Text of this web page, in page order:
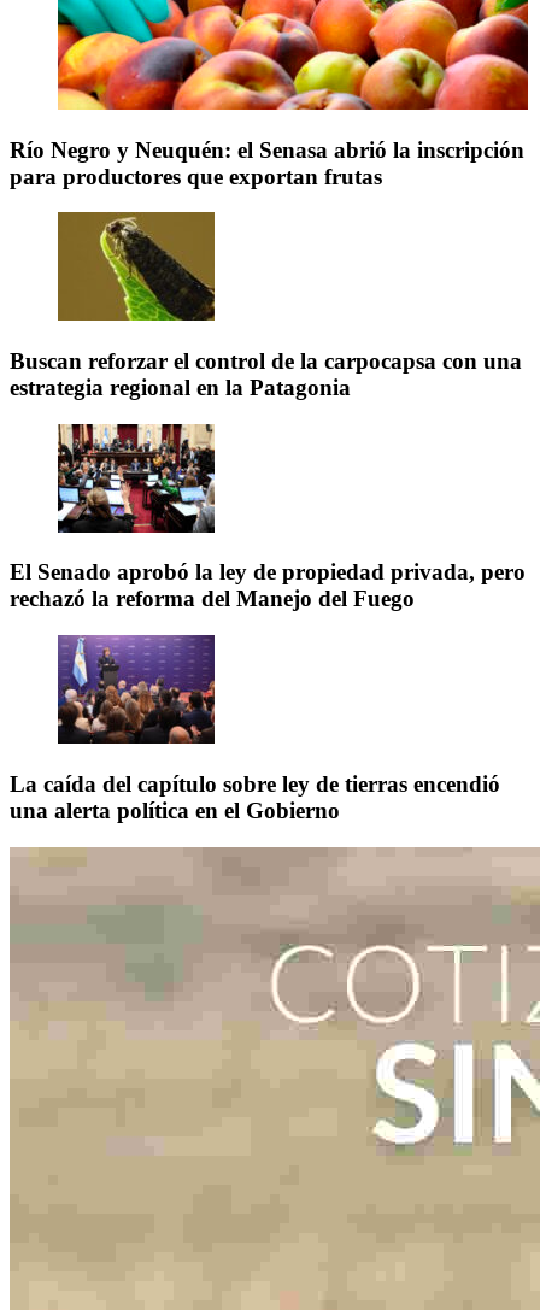
Río Negro y Neuquén: el Senasa abrió la inscripción
para productores que exportan frutas
Buscan reforzar el control de la carpocapsa con una
estrategia regional en la Patagonia
El Senado aprobó la ley de propiedad privada, pero
rechazó la reforma del Manejo del Fuego
La caída del capítulo sobre ley de tierras encendió
una alerta política en el Gobierno